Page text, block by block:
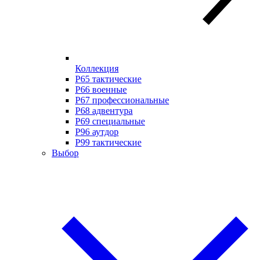
Коллекция
P65 тактические
P66 военные
P67 профессиональные
P68 адвентура
P69 специальные
P96 аутдор
P99 тактические
Выбор